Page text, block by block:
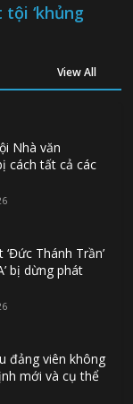
‘khủng
View All
Nhà văn
cách tất cả các
Thánh Trần’
bị dừng phát
đảng viên không
mới và cụ thể